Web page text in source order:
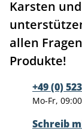
Karsten
allen
Produkte!
+49 (0)
Mo-Fr,
Schreib